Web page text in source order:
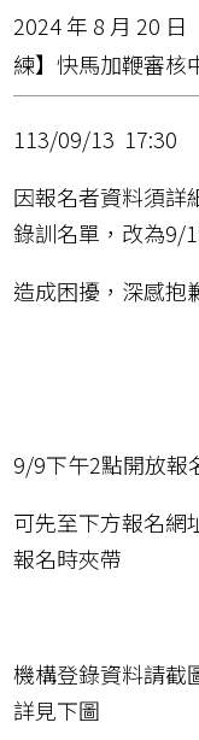
2024 年 8 月 20
練】快馬加鞭審核
113/09/13 17:30
因報名者資料須詳
錄訓名單，改為9/
造成困擾，深感抱
9/9下午2點開放報
可先至下方報名網
報名時夾帶
機構登錄資料請截
詳見下圖